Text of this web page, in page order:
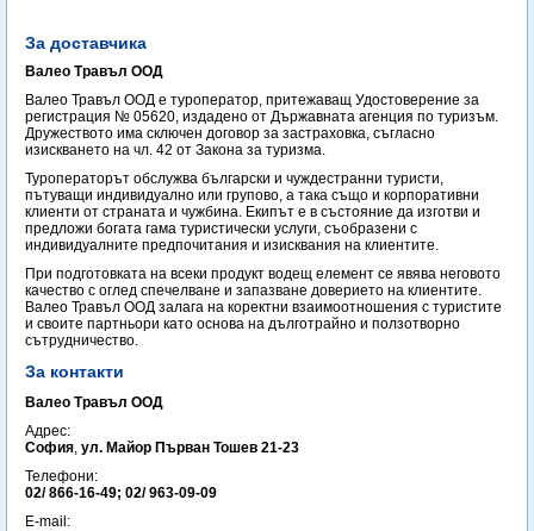
За доставчика
Валео Травъл ООД
Валео Травъл ООД е туроператор, притежаващ Удостоверение за
регистрация № 05620, издадено от Държавната агенция по туризъм.
Дружеството има сключен договор за застраховка, съгласно
изискването на чл. 42 от Закона за туризма.
Туроператорът обслужва български и чуждестранни туристи,
пътуващи индивидуално или групово, а така също и корпоративни
клиенти от страната и чужбина. Екипът е в състояние да изготви и
предложи богата гама туристически услуги, съобразени с
индивидуалните предпочитания и изисквания на клиентите.
При подготовката на всеки продукт водещ елемент се явява неговото
качество с оглед спечелване и запазване доверието на клиентите.
Валео Травъл ООД залага на коректни взаимоотношения с туристите
и своите партньори като основа на дълготрайно и ползотворно
сътрудничество.
За контакти
Валео Травъл ООД
Адрес:
София, ул. Майор Първан Тошев 21-23
Телефони:
02/ 866-16-49; 02/ 963-09-09
E-mail: